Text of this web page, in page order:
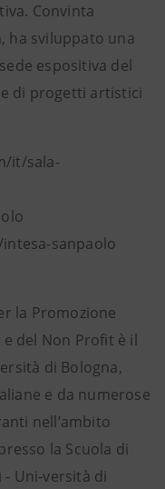
Convinta
ha sviluppato una
espositiva del
di progetti artistici
it/sala-
sanpaolo
la Promozione
del Non Profit è il
di Bologna,
e da numerose
nell’ambito
la Scuola di
- Uni-versità di